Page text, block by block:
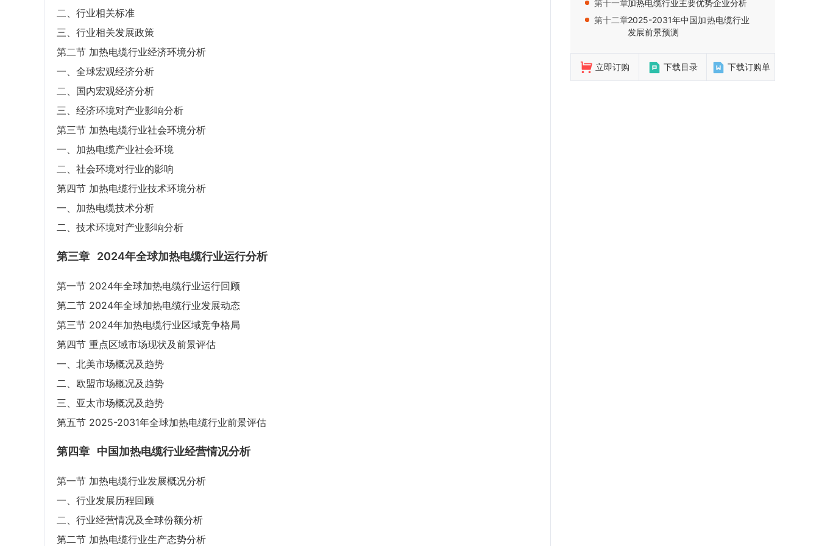
二、行业相关标准
三、行业相关发展政策
第二节 加热电缆行业经济环境分析
一、全球宏观经济分析
二、国内宏观经济分析
三、经济环境对产业影响分析
第三节 加热电缆行业社会环境分析
一、加热电缆产业社会环境
二、社会环境对行业的影响
第四节 加热电缆行业技术环境分析
一、加热电缆技术分析
二、技术环境对产业影响分析
第三章 2024年全球加热电缆行业运行分析
第一节 2024年全球加热电缆行业运行回顾
第二节 2024年全球加热电缆行业发展动态
第三节 2024年加热电缆行业区域竞争格局
第四节 重点区域市场现状及前景评估
一、北美市场概况及趋势
二、欧盟市场概况及趋势
三、亚太市场概况及趋势
第五节 2025-2031年全球加热电缆行业前景评估
第四章 中国加热电缆行业经营情况分析
第一节 加热电缆行业发展概况分析
一、行业发展历程回顾
二、行业经营情况及全球份额分析
第二节 加热电缆行业生产态势分析
第十一章：加热电缆行业主要优势企业分析
第十二章：2025-2031年中国加热电缆行业
发展前景预测
立即订购 下载目录 下载订购单